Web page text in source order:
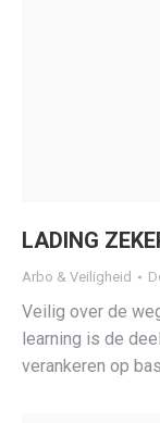
LADING
Arbo & Veiligheid
Veilig over de
learning is de
verankeren op